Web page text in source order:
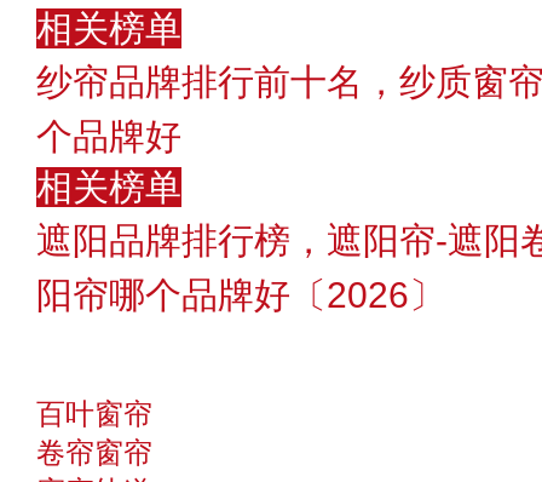
相关榜单
纱帘品牌排行前十名，纱质窗
个品牌好
相关榜单
遮阳品牌排行榜，遮阳帘-遮阳
阳帘哪个品牌好〔2026〕
百叶窗帘
卷帘窗帘